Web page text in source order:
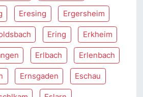
Eresing Ergersheim
Ering Erkheim
Erlbach Erlenbach
Ernsgaden Eschau